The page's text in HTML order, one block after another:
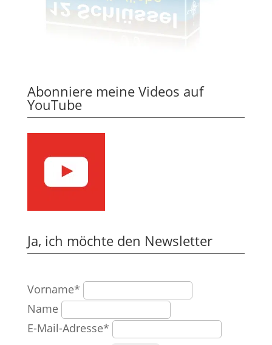
Abonniere meine Videos auf
YouTube
Ja, ich möchte den Newsletter
Vorname*
Name
E-Mail-Adresse*